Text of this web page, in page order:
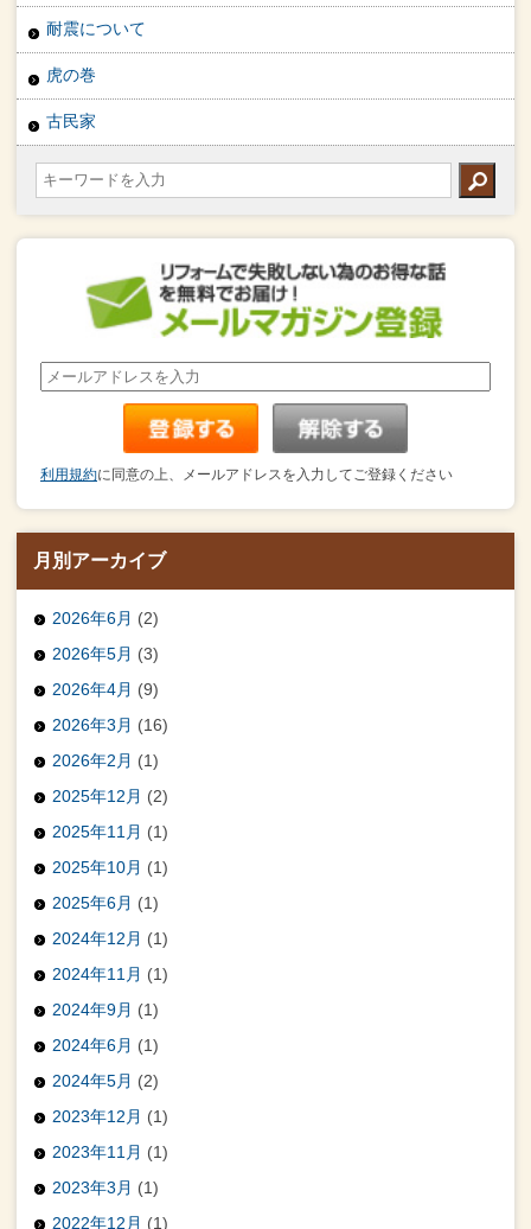
耐震について
虎の巻
古民家
利用規約に同意の上、メールアドレスを入力してご登録ください
月別アーカイブ
2026年6月 (2)
2026年5月 (3)
2026年4月 (9)
2026年3月 (16)
2026年2月 (1)
2025年12月 (2)
2025年11月 (1)
2025年10月 (1)
2025年6月 (1)
2024年12月 (1)
2024年11月 (1)
2024年9月 (1)
2024年6月 (1)
2024年5月 (2)
2023年12月 (1)
2023年11月 (1)
2023年3月 (1)
2022年12月 (1)